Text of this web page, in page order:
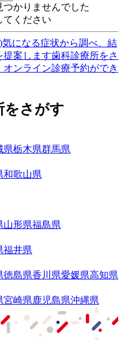
かりませんでした
てください
気になる症状から調べ、結
提案します歯科診療所をさ
ンライン診療予約ができ
をさがす
県栃木県群馬県
和歌山県
山形県福島県
福井県
徳島県香川県愛媛県高知県
宮崎県鹿児島県沖縄県